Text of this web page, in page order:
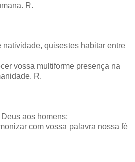
R.
natividade, quisestes habitar entre
vossa multiforme presença na
R.
aos homens;
com vossa palavra nossa fé